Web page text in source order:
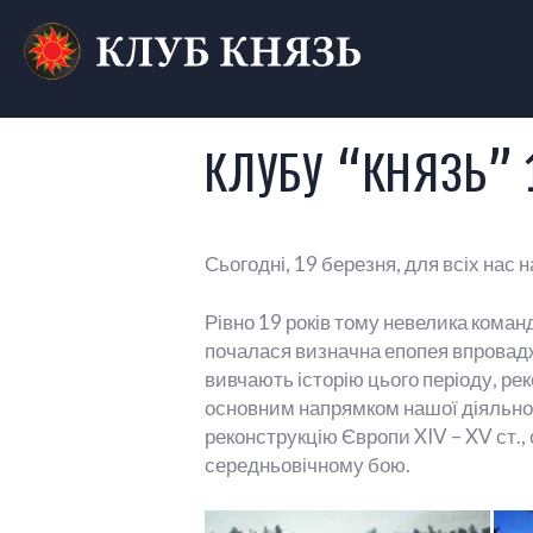
КЛУБ
КЛУБУ “КНЯЗЬ”
Сьогодні, 19 березня, для всіх
Рівно 19 років тому невелика
почалася визначна епопея
вивчають історію цього періоду,
основним напрямком нашої
реконструкцію Європи XIV – XV
середньовічному бою.